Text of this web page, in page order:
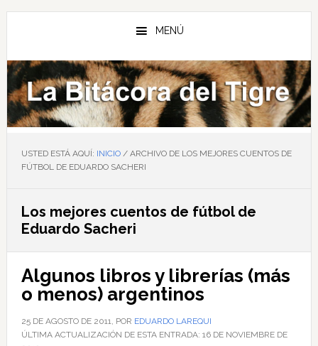
Saltar
principal
Saltar
barra
lateral
principal
Saltar
de
página
MENÚ
USTED ESTÁ AQUÍ: INICIO /ARCHIVO DE LOS MEJORES CUENTOS DE
FÚTBOL DE EDUARDO SACHERI
Los mejores cuentos de fútbol de
Eduardo Sacheri
Algunos libros y librerías (más
o menos) argentinos
25 DE AGOSTO DE 2011, POR EDUARDO LAREQUI
ÚLTIMA ACTUALIZACIÓN DE ESTA ENTRADA: 16 DE NOVIEMBRE DE